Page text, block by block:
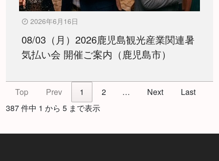
2026年6月16日
08/03（月）2026鹿児島観光産業関連暑
気払い会 開催ご案内（鹿児島市）
Top Prev 1 2 … Next
Last
387 件中 1 から 5 まで表示